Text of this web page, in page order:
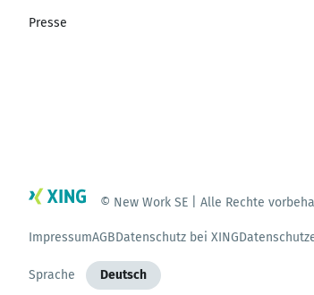
Presse
© New Work SE | Alle Rechte
ImpressumAGBDatenschutz bei XING
Sprache Deutsch